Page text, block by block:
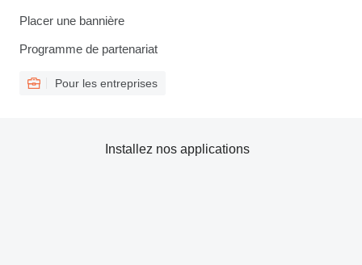
Placer une bannière
Programme de partenariat
Pour les entreprises
Installez nos applications